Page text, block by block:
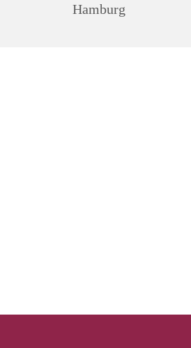
Hamburg